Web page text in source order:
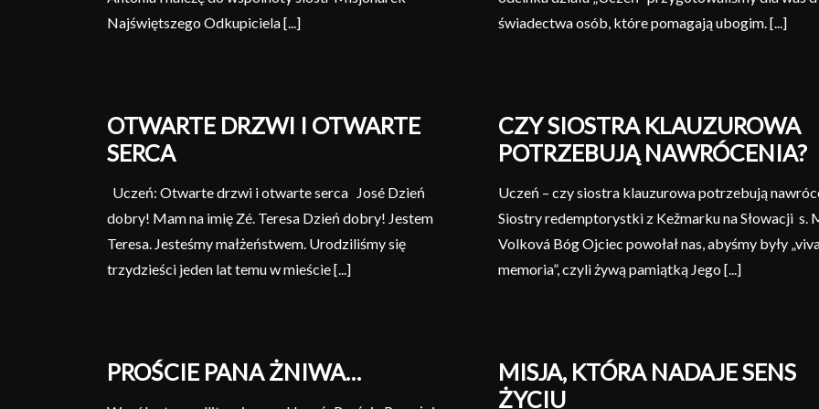
Najświętszego Odkupiciela [...]
świadectwa osób, które pomagają ubogim. [...]
OTWARTE DRZWI I OTWARTE
SERCA
Uczeń: Otwarte drzwi i otwarte serca José Dzień
dobry! Mam na imię Zé. Teresa Dzień dobry! Jestem
Teresa. Jesteśmy małżeństwem. Urodziliśmy się
trzydzieści jeden lat temu w mieście [...]
CZY SIOSTRA KLAUZUROWA
POTRZEBUJĄ NAWRÓCENIA?
Uczeń – czy siostra klauzurowa potrzebują
Siostry redemptorystki z Kežmarku na Słowacji s.
Volková Bóg Ojciec powołał nas, abyśmy były
memoria”, czyli żywą pamiątką Jego [...]
PROŚCIE PANA ŻNIWA…
MISJA, KTÓRA NADAJE SENS
ŻYCIU